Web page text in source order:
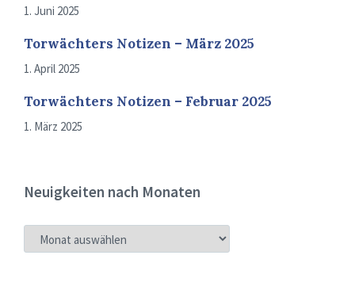
1. Juni 2025
Torwächters Notizen – März 2025
1. April 2025
Torwächters Notizen – Februar 2025
1. März 2025
Neuigkeiten nach Monaten
NEUIGKEITEN
NACH